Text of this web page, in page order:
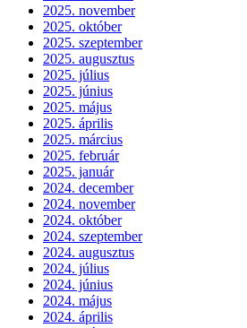
2025. november
2025. október
2025. szeptember
2025. augusztus
2025. július
2025. június
2025. május
2025. április
2025. március
2025. február
2025. január
2024. december
2024. november
2024. október
2024. szeptember
2024. augusztus
2024. július
2024. június
2024. május
2024. április